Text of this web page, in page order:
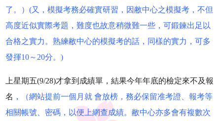
了。）(又，模擬考務必確實研習，因敝中心之模擬考，不但
高度近似實際考題，難度也故意稍微難一些，可鍛鍊出足以
合格之實力。熟練敝中心的模擬考的話，同樣的實力，可多
發揮10～20分。)
上星期五(9/28)才拿到成績單，結果今年年底的檢定來不及報
名 ，
（網站提前一個月就 會放榜，務必保留准考證、報考等
相關帳號、密碼，以便上網查成績。敝中心亦多會有複數次